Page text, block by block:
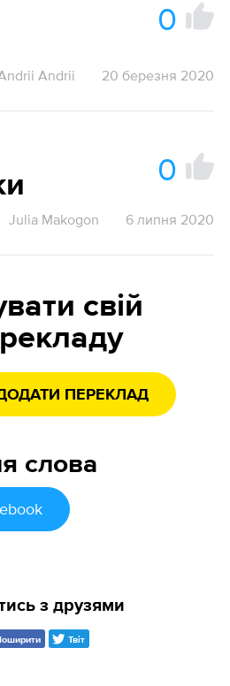
0
Andrii 20 березня 2020
0
Julia Makogon 6 липня 2020
свій
ПЕРЕКЛАД
слова
з друзями
Твіт